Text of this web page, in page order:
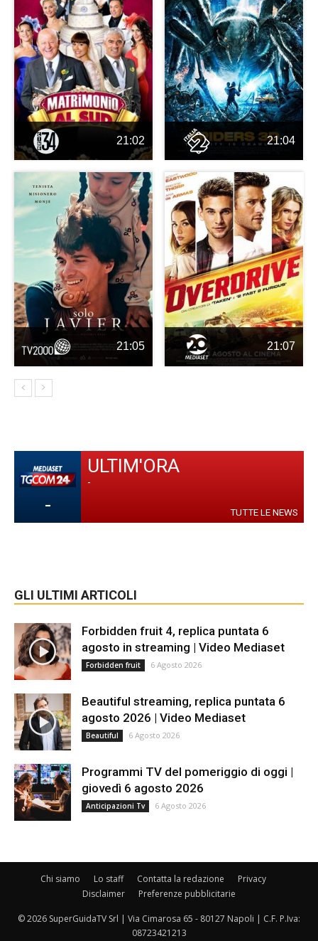
21:02 21:04
21:05 21:07
-
ULTIM'ORA
-
TUTTE LE NEWS
GLI ULTIMI ARTICOLI
Forbidden fruit 4, replica puntata 6
agosto in streaming | Video Mediaset
Forbidden fruit 6 Agosto 2026
Beautiful streaming, replica puntata 6
agosto 2026 | Video Mediaset
Beautiful 6 Agosto 2026
Programmi TV del pomeriggio di oggi |
giovedì 6 agosto 2026
Anticipazioni Tv 6 Agosto 2026
Chi siamo Lo staff Contatta la redazione
Privacy
Disclaimer
Preferenze pubblicitarie
© 2026 SuperGuidaTV Srl | Via Cimarosa 65 - 80127 Napoli | C.F. P.Iva:
08723421213